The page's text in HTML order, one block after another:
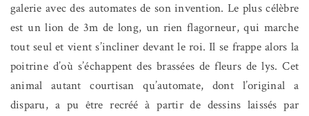
galerie avec des automates de son invention. Le plus célèbre
est un lion de 3m de long, un rien flagorneur, qui marche
tout seul et vient s’incliner devant le roi. Il se frappe alors la
poitrine d’où s’échappent des brassées de fleurs de lys. Cet
animal autant courtisan qu’automate, dont l’original a
disparu, a pu être recréé à partir de dessins laissés par